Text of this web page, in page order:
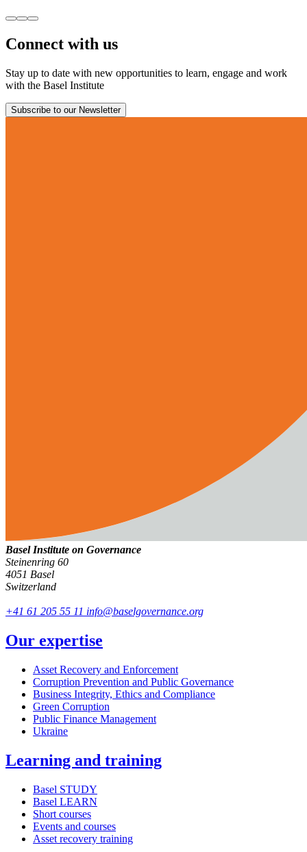
Connect with us
Stay up to date with new opportunities to learn, engage and work
with the Basel Institute
Subscribe to our Newsletter
Basel Institute on Governance
Steinenring 60
4051 Basel
Switzerland
+41 61 205 55 11 info@baselgovernance.org
Our expertise
Asset Recovery and Enforcement
Corruption Prevention and Public Governance
Business Integrity, Ethics and Compliance
Green Corruption
Public Finance Management
Ukraine
Learning and training
Basel STUDY
Basel LEARN
Short courses
Events and courses
Asset recovery training